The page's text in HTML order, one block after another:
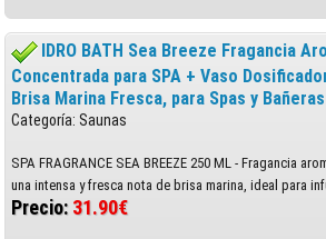
IDRO BATH Sea Breeze Fragancia
Concentrada para SPA + Vaso
Brisa Marina Fresca, para Spas y
Categoría: Saunas
SPA FRAGRANCE SEA BREEZE 250 ML - Fragancia
una intensa y fresca nota de brisa marina, ideal para
Precio: 31.90€